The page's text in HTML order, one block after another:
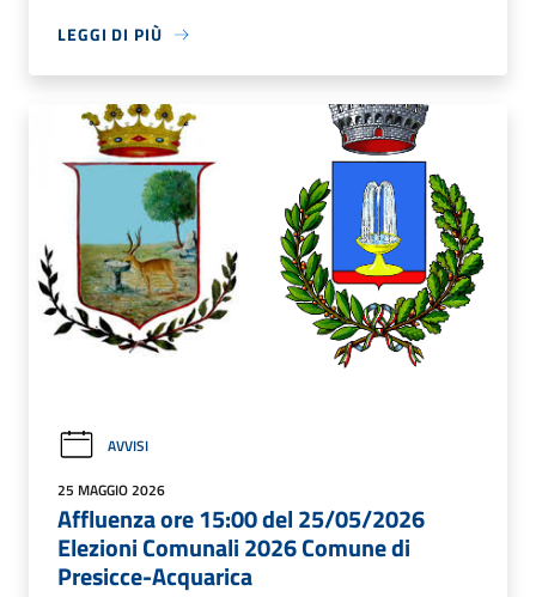
LEGGI DI PIÙ
AVVISI
25 MAGGIO 2026
Affluenza ore 15:00 del 25/05/2026
Elezioni Comunali 2026 Comune di
Presicce-Acquarica